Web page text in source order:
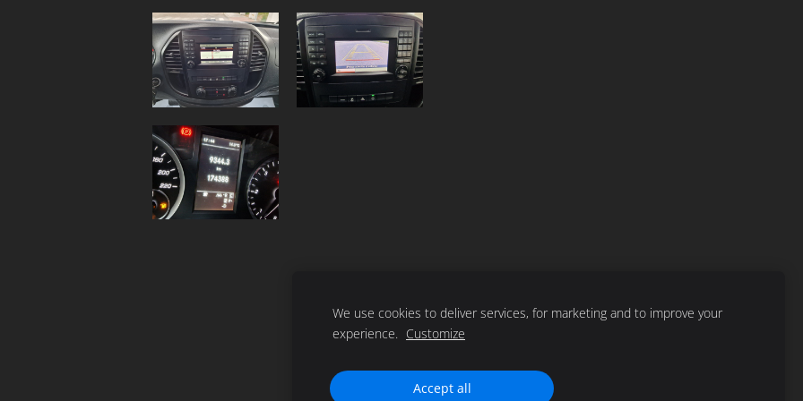
We use cookies to deliver services, for marketing and to improve your
experience. Customize
Accept all